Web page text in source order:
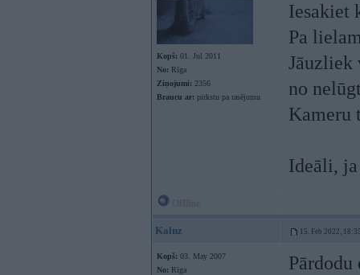
Kopš: 01. Jul 2011
No: Rīga
Ziņojumi: 2356
Braucu ar: pirkstu pa rasējumu
Iesakiet
Pa
Jāuzliek
no
Kameru
Ideāli,
Kalnz 15. Feb 2022,
Kopš: 03. May 2007
No: Rīga